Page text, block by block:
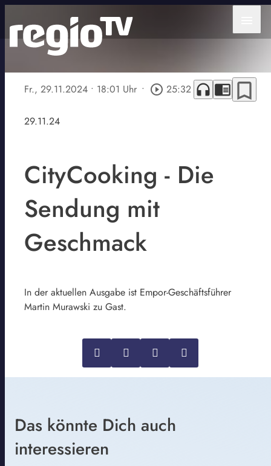
Fr., 29.11.2024 • 18:01 Uhr • play_circle_outline 25:32 headphones chrome_reader_mode bookmark_border
29.11.24
CityCooking - Die
Sendung mit
Geschmack
In der aktuellen Ausgabe ist Empor-Geschäftsführer
Martin Murawski zu Gast.
Das könnte Dich auch
interessieren